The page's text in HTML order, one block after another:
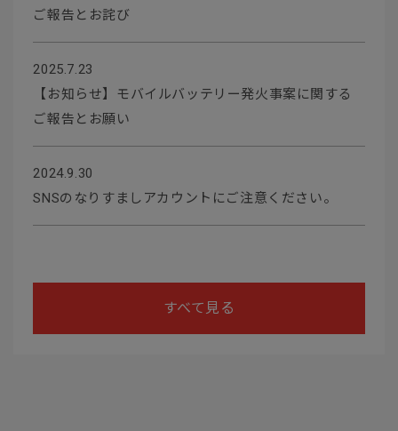
ご報告とお詫び
2025.7.23
【お知らせ】モバイルバッテリー発火事案に関する
ご報告とお願い
2024.9.30
SNSのなりすましアカウントにご注意ください。
すべて見る